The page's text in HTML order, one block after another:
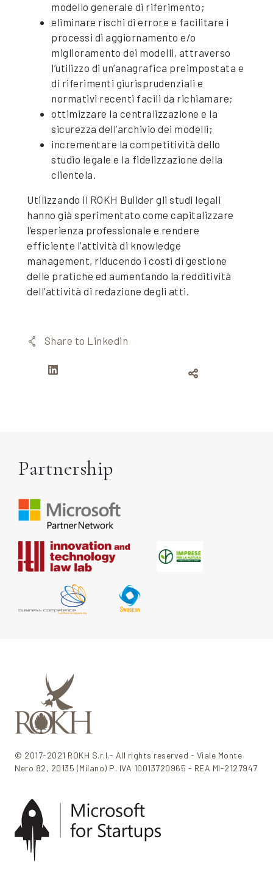
modello generale di riferimento;
eliminare rischi di errore e facilitare i
processi di aggiornamento e/o
miglioramento dei modelli, attraverso
l’utilizzo di un’anagrafica preimpostata e
di riferimenti giurisprudenziali e
normativi recenti facili da richiamare;
ottimizzare la centralizzazione e la
sicurezza dell’archivio dei modelli;
incrementare la competitività dello
studio legale e la fidelizzazione della
clientela.
Utilizzando il ROKH Builder gli studi legali
hanno già sperimentato come capitalizzare
l’esperienza professionale e rendere
efficiente l’attività di knowledge
management, riducendo i costi di gestione
delle pratiche ed aumentando la redditività
dell’attività di redazione degli atti.
Share to Linkedin
Partnership
© 2017-2021 ROKH S.r.l.- All rights reserved - Viale Monte
Nero 82, 20135 (Milano) P. IVA 10013720965 - REA MI-2127947